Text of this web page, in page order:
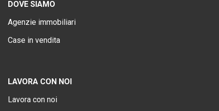
DOVE SIAMO
Agenzie immobiliari
Case in vendita
LAVORA CON NOI
Lavora con noi